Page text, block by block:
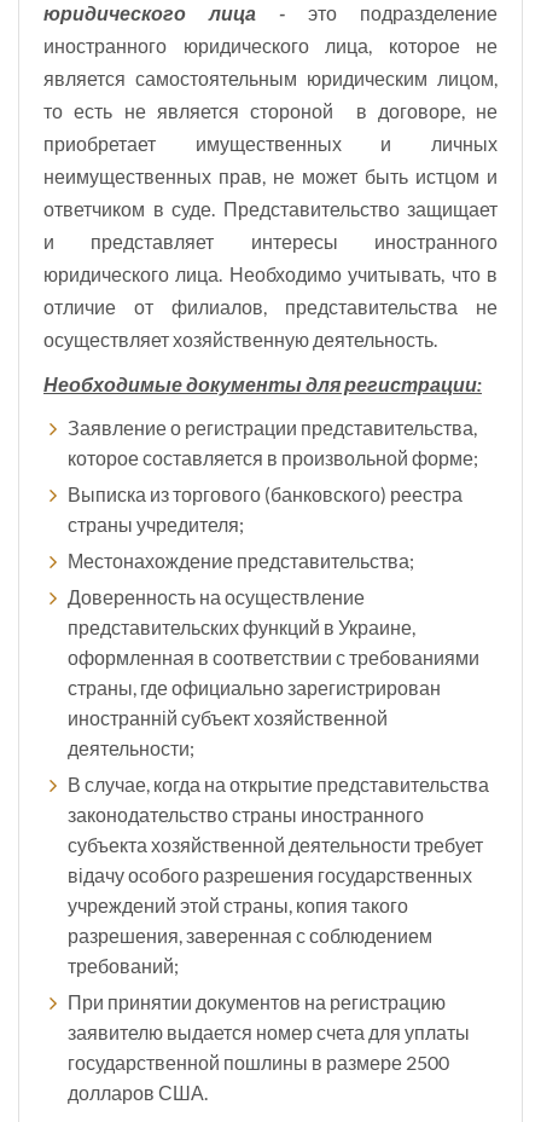
юридического лица - это подразделение
иностранного юридического лица, которое не
является самостоятельным юридическим лицом,
то есть не является стороной в договоре, не
приобретает имущественных и личных
неимущественных прав, не может быть истцом и
ответчиком в суде. Представительство защищает
и представляет интересы иностранного
юридического лица. Необходимо учитывать, что в
отличие от филиалов, представительства не
осуществляет хозяйственную деятельность.
Необходимые документы для регистрации:
Заявление о регистрации представительства,
которое составляется в произвольной форме;
Выписка из торгового (банковского) реестра
страны учредителя;
Местонахождение представительства;
Доверенность на осуществление
представительских функций в Украине,
оформленная в соответствии с требованиями
страны, где официально зарегистрирован
иностранній субъект хозяйственной
деятельности;
В случае, когда на открытие представительства
законодательство страны иностранного
субъекта хозяйственной деятельности требует
відачу особого разрешения государственных
учреждений этой страны, копия такого
разрешения, заверенная с соблюдением
требований;
При принятии документов на регистрацию
заявителю выдается номер счета для уплаты
государственной пошлины в размере 2500
долларов США.